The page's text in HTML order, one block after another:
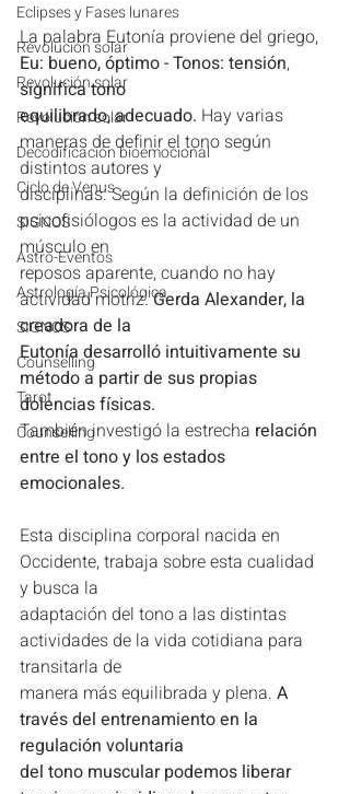
Eclipses y Fases lunares
Revolución solar
Revolución solar
Revolución solar
Decodificación bioemocional
Ciclo de Venus
SIGNOS
Astro-Eventos
Astrología Psicológica
SIGNOS
Counselling
Tarot
Counselling
La palabra Eutonía proviene del griego,
Eu: bueno, óptimo - Tonos: tensión,
significa tono
equilibrado, adecuado. Hay varias
maneras de definir el tono según
distintos autores y
disciplinas. Según la definición de los
psicofisiólogos es la actividad de un
músculo en
reposos aparente, cuando no hay
actividad motriz. Gerda Alexander, la
creadora de la
Eutonía desarrolló intuitivamente su
método a partir de sus propias
dolencias físicas.
También investigó la estrecha relación
entre el tono y los estados
emocionales.
Esta disciplina corporal nacida en
Occidente, trabaja sobre esta cualidad
y busca la
adaptación del tono a las distintas
actividades de la vida cotidiana para
transitarla de
manera más equilibrada y plena. A
través del entrenamiento en la
regulación voluntaria
del tono muscular podemos liberar